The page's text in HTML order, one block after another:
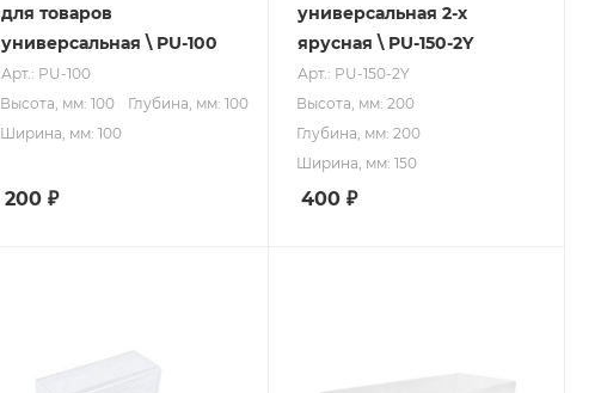
для товаров
универсальная \ PU-100
Арт.: PU-100
Высота, мм: 100
Глубина, мм: 100
Ширина, мм: 100
200₽
универсальная 2-х
ярусная \ PU-150-2Y
Арт.: PU-150-2Y
Высота, мм: 200
Глубина, мм: 200
Ширина, мм: 150
400₽